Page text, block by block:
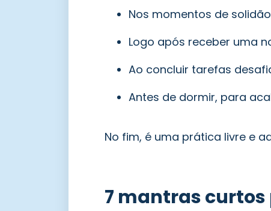
Nos momentos de
Logo após receber uma
Ao concluir tarefas
Antes de dormir, para
No fim, é uma prática livre e
7 mantras